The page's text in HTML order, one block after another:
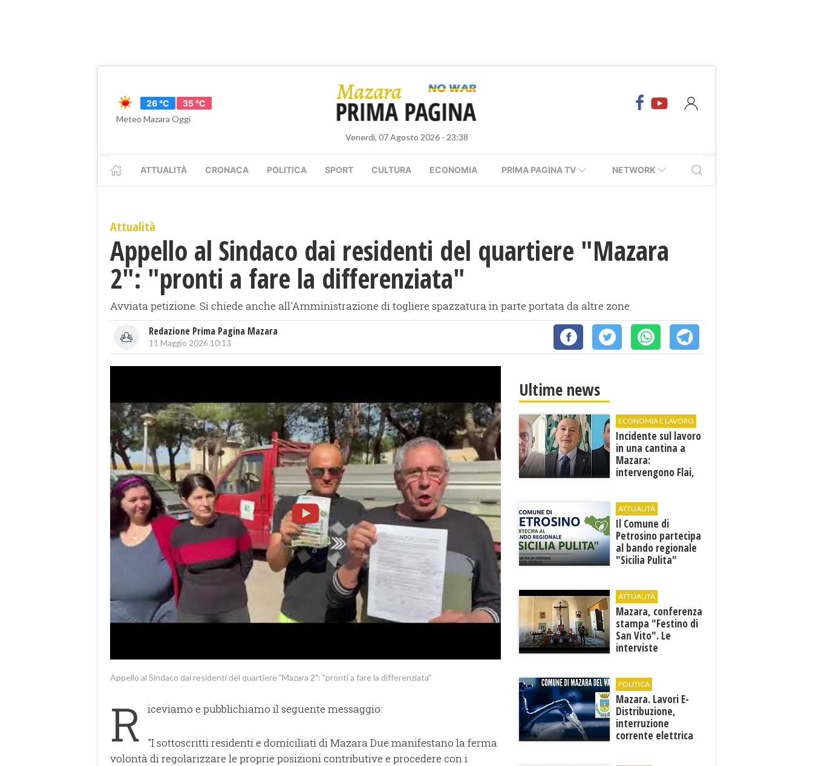
26 °C
35 °C
Meteo Mazara Oggi
Venerdì, 07 Agosto 2026 - 23:38
ATTUALITÀ CRONACA POLITICA SPORT CULTURA ECONOMIA PRIMA PAGINA TV NETWORK
Attualità
Appello al Sindaco dai residenti del quartiere "Mazara
2": "pronti a fare la differenziata"
Avviata petizione. Si chiede anche all'Amministrazione di togliere spazzatura in parte portata da altre zone
Redazione Prima Pagina Mazara
11 Maggio 2026 10:13
Appello al Sindaco dai residenti del quartiere "Mazara 2": "pronti a fare la differenziata"
R iceviamo e pubblichiamo il seguente messaggio:
"I sottoscritti residenti e domiciliati di Mazara Due manifestano la ferma
volontà di regolarizzare le proprie posizioni contributive e procedere con i
Ultime news
ECONOMIA E LAVORO
Incidente sul lavoro
in una cantina a
Mazara:
intervengono Flai,
ATTUALITÀ
​Il Comune di
Petrosino partecipa
al bando regionale
"Sicilia Pulita"
ATTUALITÀ
Mazara, conferenza
stampa "Festino di
San Vito". Le
interviste
POLITICA
Mazara. Lavori E-
Distribuzione,
interruzione
corrente elettrica